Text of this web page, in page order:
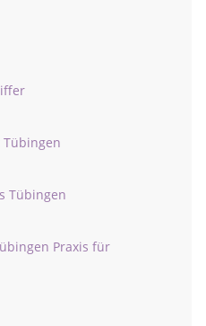
Tübingen
Praxis für